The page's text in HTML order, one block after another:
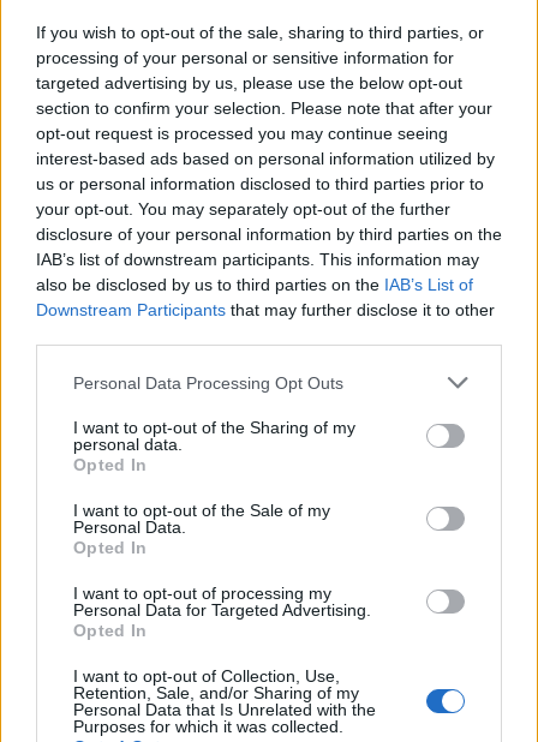
If you wish to opt-out of the sale, sharing to third parties, or
processing of your personal or sensitive information for
targeted advertising by us, please use the below opt-out
section to confirm your selection. Please note that after your
opt-out request is processed you may continue seeing
interest-based ads based on personal information utilized by
us or personal information disclosed to third parties prior to
your opt-out. You may separately opt-out of the further
disclosure of your personal information by third parties on the
IAB’s list of downstream participants. This information may
also be disclosed by us to third parties on the IAB’s List of
Downstream Participants that may further disclose it to other
Personal Data Processing Opt Outs
I want to opt-out of the Sharing of my
personal data.
Opted In
I want to opt-out of the Sale of my
Personal Data.
Opted In
I want to opt-out of processing my
Personal Data for Targeted Advertising.
Opted In
I want to opt-out of Collection, Use,
Retention, Sale, and/or Sharing of my
Personal Data that Is Unrelated with the
Purposes for which it was collected.
Tolna
A napi középhőmérséklet 25 °C felett alakulhat.
Figyelem! Zivatar alakulhat ki. Elsődleges veszélyforrást a
villámlás jelent, emellett esetenként szélerősödés, jégeső
előfordulhat!
A napi középhőmérséklet 27 °C felett alakulhat.
Veszprém
A napi középhőmérséklet 27 °C felett alakulhat.
A napi középhőmérséklet 25 °C felett alakulhat.